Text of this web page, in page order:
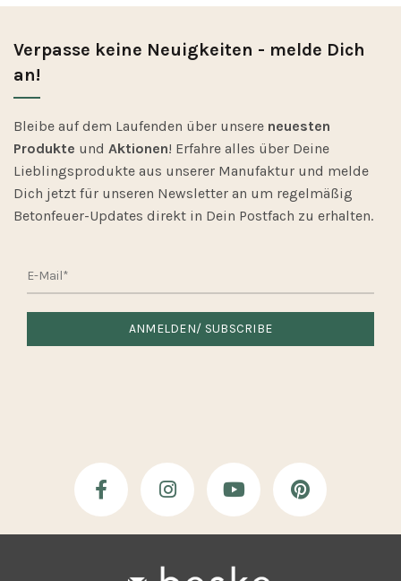
Verpasse keine Neuigkeiten - melde Dich
an!
Bleibe auf dem Laufenden über unsere neuesten
Produkte und Aktionen! Erfahre alles über Deine
Lieblingsprodukte aus unserer Manufaktur und melde
Dich jetzt für unseren Newsletter an um regelmäßig
Betonfeuer-Updates direkt in Dein Postfach zu erhalten.